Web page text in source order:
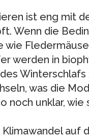
ist eng mit
Wenn die
wie
werden in
Winterschlafs
was die
noch unklar,
auf